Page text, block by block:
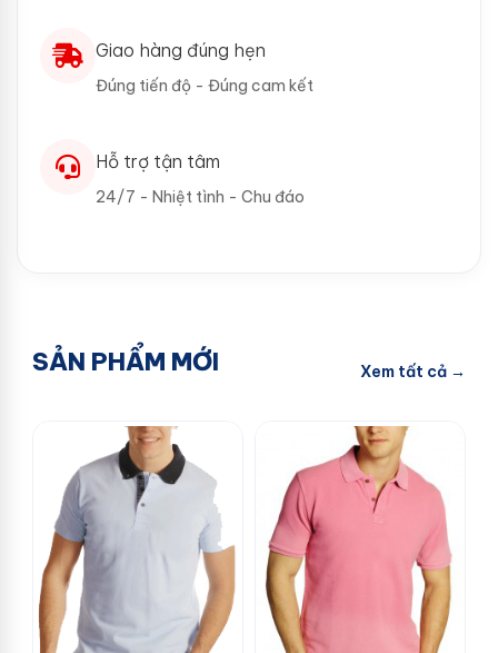
Giao hàng đúng hẹn
Đúng tiến độ - Đúng cam kết
Hỗ trợ tận tâm
24/7 - Nhiệt tình - Chu đáo
SẢN PHẨM MỚI Xem tất cả →